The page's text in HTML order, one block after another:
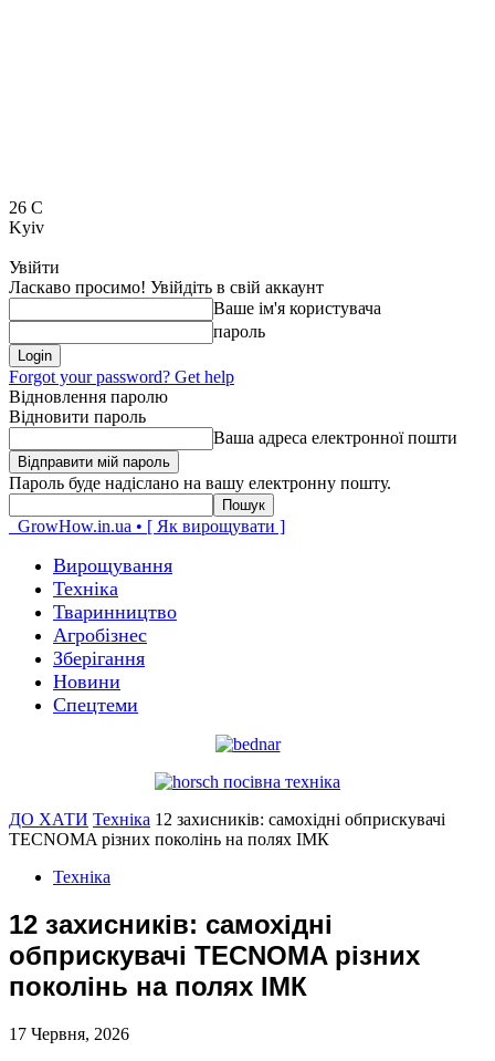
26 C
Kyiv
Увійти
Ласкаво просимо! Увійдіть в свій аккаунт
Ваше ім'я користувача
пароль
Forgot your password? Get help
Відновлення паролю
Відновити пароль
Ваша адреса електронної пошти
Пароль буде надіслано на вашу електронну пошту.
GrowHow.in.ua • [ Як вирощувати ]
Вирощування
Техніка
Тваринництво
Агробізнес
Зберігання
Новини
Спецтеми
ДО ХАТИ Техніка 12 захисників: самохідні обприскувачі
TECNOMA різних поколінь на полях ІМК
Техніка
12 захисників: самохідні
обприскувачі TECNOMA різних
поколінь на полях ІМК
17 Червня, 2026